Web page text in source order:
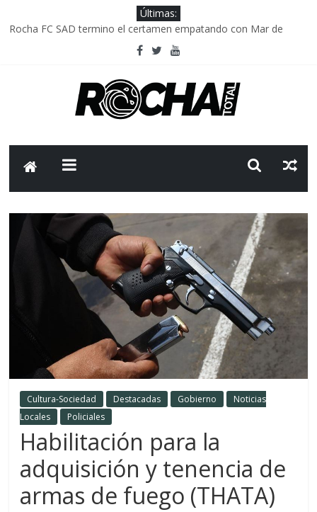
Últimas:
Rocha FC SAD termino el certamen empatando con Mar de
Delegación parlamentaria uruguaya llega a Israel; el Frente
Caso Charles Carrera: la causa que sobrevivió al paso del tiempo
Criminalidad en Uruguay: menos delitos,los homicidios son lo
Cultura-Sociedad Destacadas Gobierno
Noticias
Locales
Policiales
Habilitación para la
adquisición y tenencia de
armas de fuego (THATA)